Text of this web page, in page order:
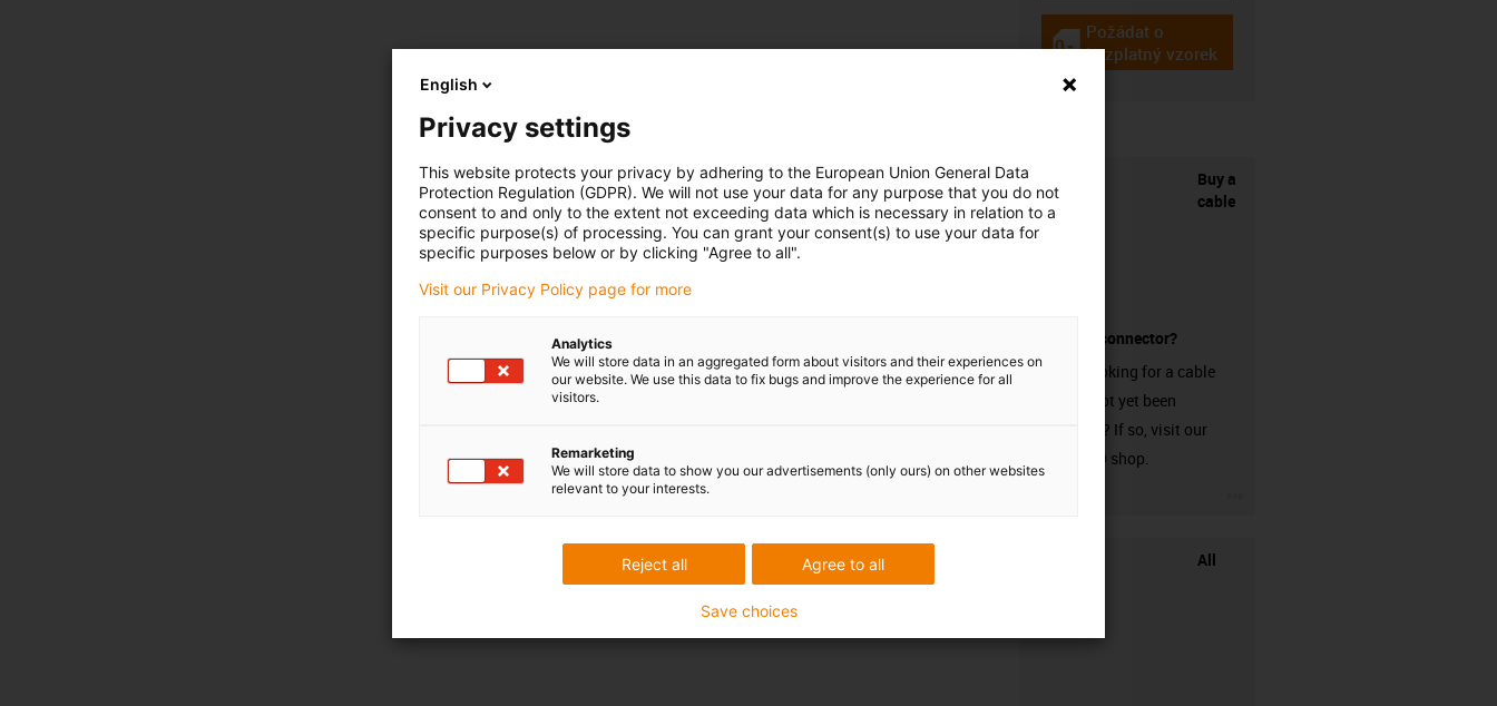
igus-icon-gratismuster
Požádat o
bezplatný vzorek
Buy a
cable
without a connector?
Are you looking for a cable
that has not yet been
harnessed? If so, visit our
chainflex® shop.
All
English
Privacy settings
This website protects your privacy by adhering to the European Union General Data
Protection Regulation (GDPR). We will not use your data for any purpose that you do not
consent to and only to the extent not exceeding data which is necessary in relation to a
specific purpose(s) of processing. You can grant your consent(s) to use your data for
specific purposes below or by clicking "Agree to all".
Visit our Privacy Policy page for more
Analytics
We will store data in an aggregated form about visitors and their experiences on
our website. We use this data to fix bugs and improve the experience for all
visitors.
Remarketing
We will store data to show you our advertisements (only ours) on other websites
relevant to your interests.
Agree to all
Reject all
Save choices